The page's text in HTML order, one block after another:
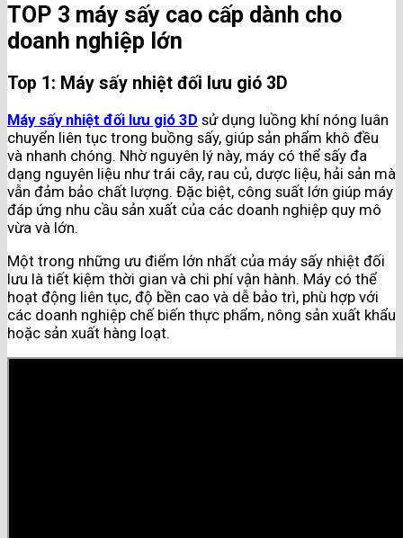
TOP 3 máy sấy cao cấp dành cho
doanh nghiệp lớn
Top 1: Máy sấy nhiệt đối lưu gió 3D
Máy sấy nhiệt đối lưu gió 3D sử dụng luồng khí nóng luân
chuyển liên tục trong buồng sấy, giúp sản phẩm khô đều
và nhanh chóng. Nhờ nguyên lý này, máy có thể sấy đa
dạng nguyên liệu như trái cây, rau củ, dược liệu, hải sản mà
vẫn đảm bảo chất lượng. Đặc biệt, công suất lớn giúp máy
đáp ứng nhu cầu sản xuất của các doanh nghiệp quy mô
vừa và lớn.
Một trong những ưu điểm lớn nhất của máy sấy nhiệt đối
lưu là tiết kiệm thời gian và chi phí vận hành. Máy có thể
hoạt động liên tục, độ bền cao và dễ bảo trì, phù hợp với
các doanh nghiệp chế biến thực phẩm, nông sản xuất khẩu
hoặc sản xuất hàng loạt.